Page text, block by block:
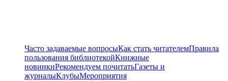
Часто задаваемые вопросыКак стать читателемПравила
пользования библиотекойКнижные
новинкиРекомендуем почитатьГазеты и
журналыКлубыМероприятия